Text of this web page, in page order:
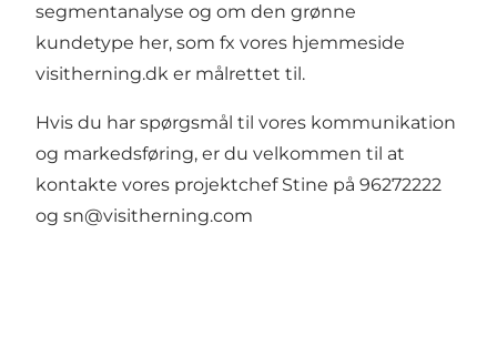
segmentanalyse og om den grønne
kundetype her, som fx vores hjemmeside
visitherning.dk er målrettet til.
Hvis du har spørgsmål til vores kommunikation
og markedsføring, er du velkommen til at
kontakte vores projektchef Stine på 96272222
og sn@visitherning.com